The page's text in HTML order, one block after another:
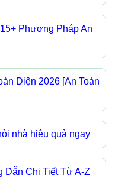
Phương Pháp An
Diện 2026 [An Toàn
nhà hiệu quả ngay
Dẫn Chi Tiết Từ A-Z